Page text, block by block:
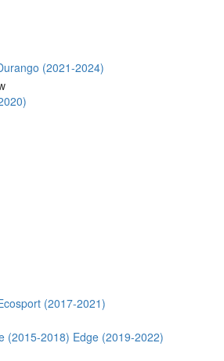
(2021-2024)
(2017-2021)
(2015-2018) Edge (2019-2022)